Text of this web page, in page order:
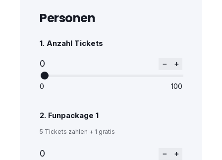
Personen
1. Anzahl Tickets
0 − +
0 100
2. Funpackage 1
5 Tickets zahlen + 1 gratis
0 − +